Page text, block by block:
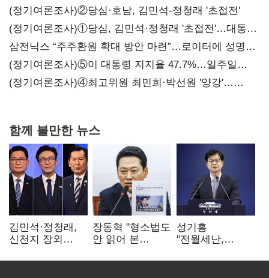
(정기여론조사)②당심·호남, 김민석-정청래 '초접전'
(정기여론조사)①당심, 김민석·정청래 '초접전'…대통령
지지도 '50% 아래로'(종합)
삼전닉스 “주주환원 확대 방안 마련”…로이터에 성명
보내
(정기여론조사)⑤이 대통령 지지율 47.7%…일주일
만에 다시 40%대
(정기여론조사)④최고위원 최민희·박선원 '양강'…
함께 볼만한 뉴스
김민석·정청래,
신천지 장외
"호남 계몽 규탄"
장동혁 "형소법도
안 읽어 본
속도로 무너질
성기홍
"전월세난,
공급 문제"…닥공